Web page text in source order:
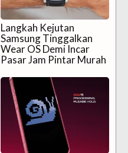
Langkah Kejutan
Samsung Tinggalkan
Wear OS Demi Incar
Pasar Jam Pintar Murah